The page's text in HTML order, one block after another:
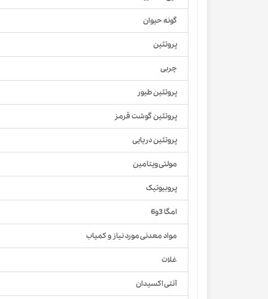
گونه حیوان
پروتئین
چربی
پروتئین طیور
پروتئین گوشت قرمز
پروتئین دریایی
مولتی ویتامین
پروبیوتیک
امگا 3و6
مواد معدنی مورد نیاز و کمیاب
غلات
آنتی اکسیدان